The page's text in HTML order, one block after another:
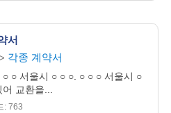
○ ○
- 0000000
○○○
서
> 각종 계약서
○ 서울시 ○ ○ ○. ○ ○ ○ 서울시 ○
교환을...
: 763